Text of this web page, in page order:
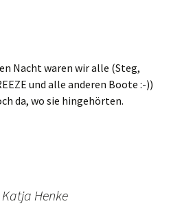
Nacht waren wir alle (Steg,
und alle anderen Boote :-))
da, wo sie hingehörten.
Henke